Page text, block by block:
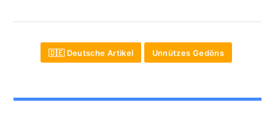
🇩🇪 Deutsche Artikel Unnützes Gedöns